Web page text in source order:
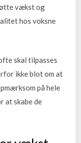
vækst og
hos voksne
skal tilpasses
ikke blot om at
på hele
at skabe de